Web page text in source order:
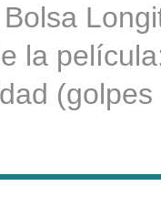
Bolsa
la